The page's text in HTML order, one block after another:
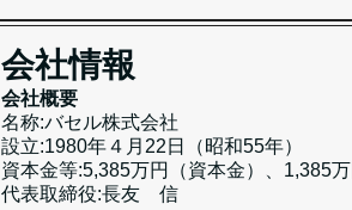
会社情報
会社概要
名称:バセル株式会社
設立:1980年４月22日（昭和55年）
資本金等:5,385万円（資本金）、1,385万
代表取締役:⾧友 信